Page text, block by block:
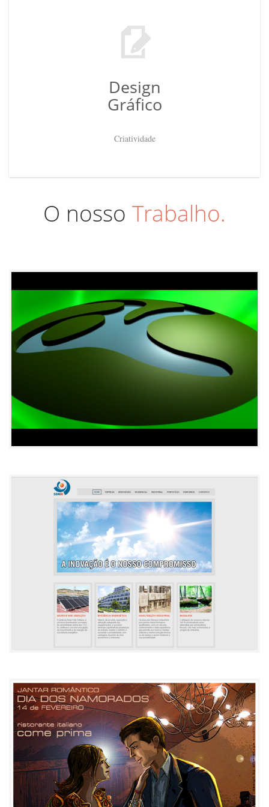
Design
Gráfico
Criatividade
O nosso Trabalho.